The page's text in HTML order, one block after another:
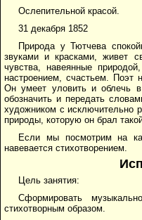
Ослепительной красой.
31 декабря 1852
Природа у Тютчева
звуками и красками, живет
чувства, навеянные
настроением, счастьем. Поэт
Он умеет уловить и облечь
обозначить и передать
художником с исключительно
природы, которую он брал
Если мы посмотрим на
навевается стихотворением.
Цель занятия:
Сформировать
стихотворным образом.